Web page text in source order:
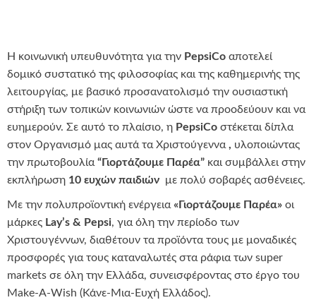
Η κοινωνική υπευθυνότητα για την PepsiCo αποτελεί
δομικό συστατικό της φιλοσοφίας και της καθημερινής της
λειτουργίας, με βασικό προσανατολισμό την ουσιαστική
στήριξη των τοπικών κοινωνιών ώστε να προοδεύουν και να
ευημερούν. Σε αυτό το πλαίσιο, η PepsiCo στέκεται δίπλα
στον Οργανισμό μας αυτά τα Χριστούγεννα, υλοποιώντας
την πρωτοβουλία“Γιορτάζουμε Παρέα” και συμβάλλει στην
εκπλήρωση 10 ευχών παιδιών με πολύ σοβαρές ασθένειες.
Με την πολυπροϊοντική ενέργεια«Γιορτάζουμε Παρέα» οι
μάρκες Lay’s & Pepsi, για όλη την περίοδο των
Χριστουγέννων, διαθέτουν τα προϊόντα τους με μοναδικές
προσφορές για τους καταναλωτές στα ράφια των super
markets σε όλη την Ελλάδα, συνεισφέροντας στο έργο του
Make-A-Wish (Κάνε-Μια-Ευχή Ελλάδος).